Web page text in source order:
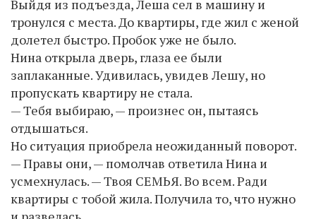
Выйдя из подъезда, Леша сел в машину и
тронулся с места. До квартиры, где жил с женой
долетел быстро. Пробок уже не было.
Нина открыла дверь, глаза ее были
заплаканные. Удивилась, увидев Лешу, но
пропускать квартиру не стала.
— Тебя выбираю, — произнес он, пытаясь
отдышаться.
Но ситуация приобрела неожиданный поворот.
— Правы они, — помолчав ответила Нина и
усмехнулась. — Твоя СЕМЬЯ. Во всем. Ради
квартиры с тобой жила. Получила то, что нужно